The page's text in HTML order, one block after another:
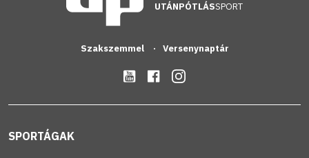
UTÁNPÓTLÁSSPORT
Szakszemmel Versenynaptár
SPORTÁGAK